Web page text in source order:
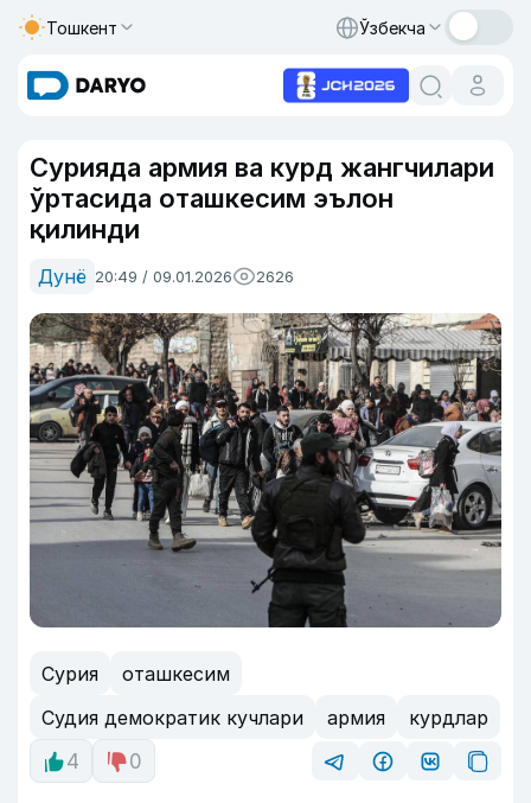
Тошкент Ўзбекча
Сурияда армия ва курд жангчилари
ўртасида оташкесим эълон
қилинди
Дунё 20:49 / 09.01.2026 2626
Сурия
оташкесим
Судия демократик кучлари
армия
курдлар
4
0